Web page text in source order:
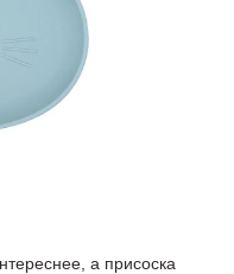
а присоска